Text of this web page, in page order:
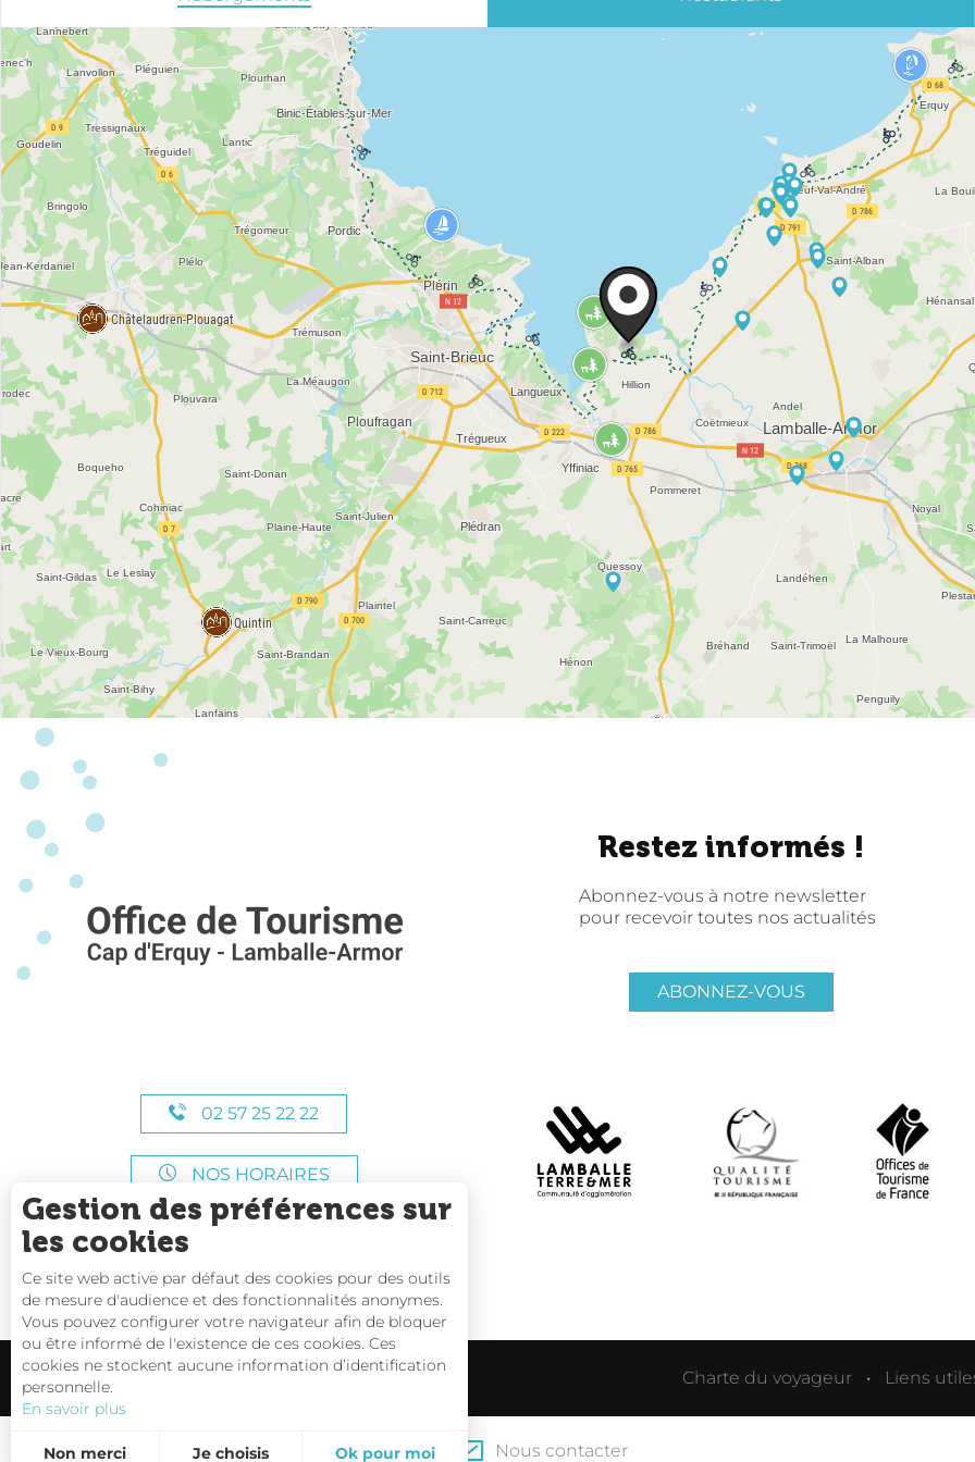
02 57 25 22 22
NOS HORAIRES
Restez informés !
Abonnez-vous à notre newsletter
pour recevoir toutes nos actualités
ABONNEZ-VOUS
Charte du voyageur Liens
Carte interactive Nous contacter
Gestion des préférences sur
les cookies
Ce site web active par défaut des cookies pour des outils
de mesure d'audience et des fonctionnalités anonymes.
Vous pouvez configurer votre navigateur afin de bloquer
ou être informé de l'existence de ces cookies. Ces
cookies ne stockent aucune information d’identification
personnelle.
En savoir plus
Non merci Je choisis Ok pour moi